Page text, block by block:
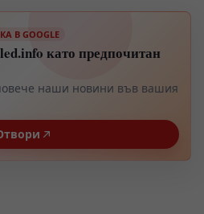
В GOOGLE
като предпочитан
наши новини във вашия